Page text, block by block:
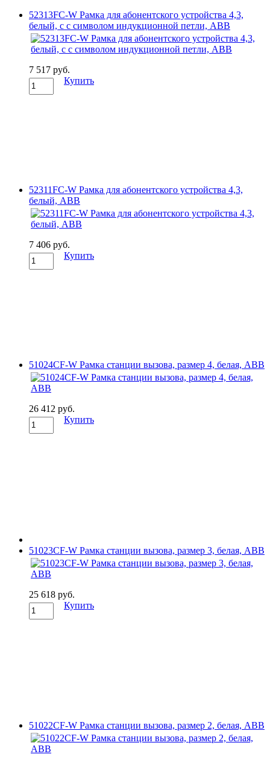
52313FC-W Рамка для абонентского устройства 4,3,
белый, с с символом индукционной петли, ABB
7 517 руб.
Купить
52311FC-W Рамка для абонентского устройства 4,3,
белый, ABB
7 406 руб.
Купить
51024CF-W Рамка станции вызова, размер 4, белая, ABB
26 412 руб.
Купить
51023CF-W Рамка станции вызова, размер 3, белая, ABB
25 618 руб.
Купить
51022CF-W Рамка станции вызова, размер 2, белая, ABB